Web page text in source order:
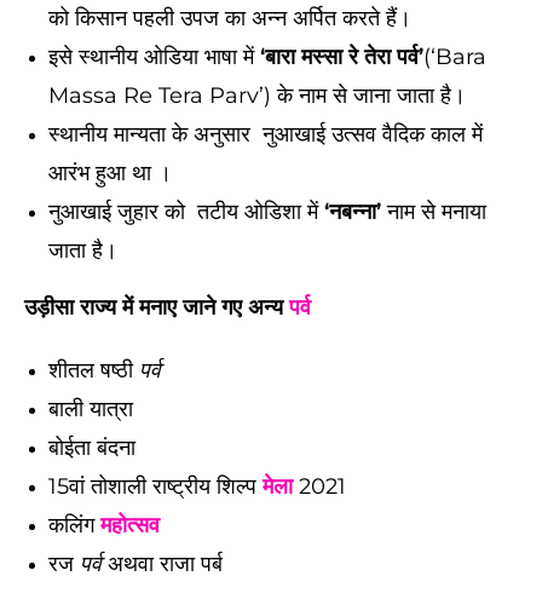
को किसान पहली उपज का अन्न अर्पित करते हैं।
इसे स्थानीय ओडिया भाषा में‘बारा मस्सा रे तेरा पर्व’(‘Bara
Massa Re Tera Parv’) के नाम से जाना जाता है।
स्थानीय मान्यता के अनुसार नुआखाई उत्सव वैदिक काल में
आरंभ हुआ था ।
नुआखाई जुहार को तटीय ओडिशा में‘नबन्ना’नाम से मनाया
जाता है।
उड़ीसा राज्य में मनाए जाने गए अन्यपर्व
शीतल षष्ठी पर्व
बाली यात्रा
बोईता बंदना
15वां तोशाली राष्ट्रीय शिल्पमेला2021
कलिंगमहोत्सव
रज पर्वअथवा राजा पर्ब